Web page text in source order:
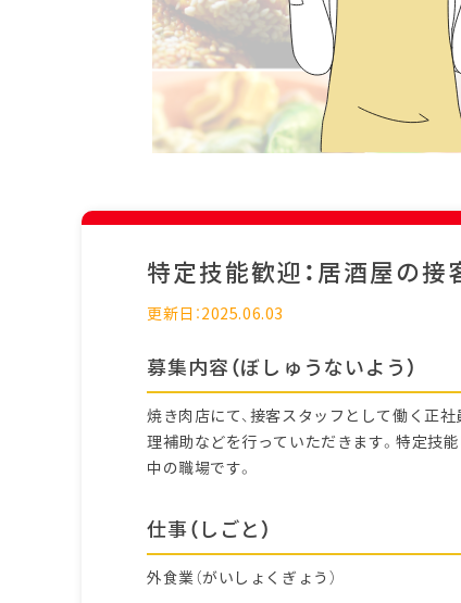
特定技能歓迎：居酒屋の接
更新日：2025.06.03
募集内容（ぼしゅうないよう）
焼き肉店にて、接客スタッフとして働く正社
理補助などを行っていただきます。特定技
中の職場です。
仕事（しごと）
外食業（がいしょくぎょう）